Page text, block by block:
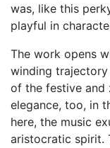
was, like this
playful in
The work opens
winding trajectory
of the festive and
elegance, too, in
here, the music
aristocratic spirit.